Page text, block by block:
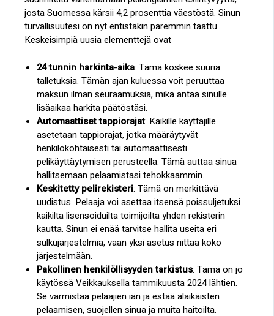
josta Suomessa kärsii 4,2 prosenttia väestöstä. Sinun
turvallisuutesi on nyt entistäkin paremmin taattu.
Keskeisimpiä uusia elementtejä ovat
24 tunnin harkinta-aika: Tämä koskee suuria
talletuksia. Tämän ajan kuluessa voit peruuttaa
maksun ilman seuraamuksia, mikä antaa sinulle
lisäaikaa harkita päätöstäsi.
Automaattiset tappiorajat: Kaikille käyttäjille
asetetaan tappiorajat, jotka määräytyvät
henkilökohtaisesti tai automaattisesti
pelikäyttäytymisen perusteella. Tämä auttaa sinua
hallitsemaan pelaamistasi tehokkaammin.
Keskitetty pelirekisteri: Tämä on merkittävä
uudistus. Pelaaja voi asettaa itsensä poissuljetuksi
kaikilta lisensoiduilta toimijoilta yhden rekisterin
kautta. Sinun ei enää tarvitse hallita useita eri
sulkujärjestelmiä, vaan yksi asetus riittää koko
järjestelmään.
Pakollinen henkilöllisyyden tarkistus: Tämä on jo
käytössä Veikkauksella tammikuusta 2024 lähtien.
Se varmistaa pelaajien iän ja estää alaikäisten
pelaamisen, suojellen sinua ja muita haitoilta.